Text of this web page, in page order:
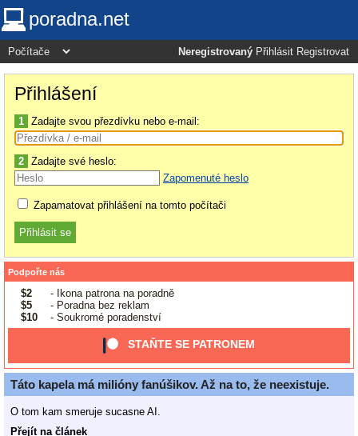
poradna.net
Neregistrovaný Přihlásit Registrovat
Přihlášení
1 Zadajte svou přezdívku nebo e-mail:
2 Zadajte své heslo:
Zapomenuté heslo
Zapamatovat přihlášení na tomto počítači
Podpořte nás
$2
- Ikona patrona na poradně
$5
- Poradna bez reklam
$10
- Soukromé poradenství
STAŇTE SE PATRONEM
Táto kapela má milióny fanúšikov. Až na to, že neexistuje.
O tom kam smeruje sucasne AI.
Přejít na článek